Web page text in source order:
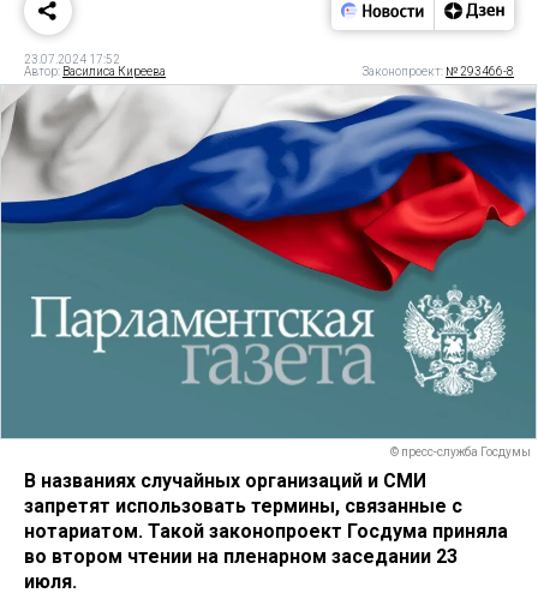
23.07.2024 17:52
Автор: Василиса Киреева Законопроект: № 293466-8
© пресс-служба Госдумы
В названиях случайных организаций и СМИ
запретят использовать термины, связанные с
нотариатом. Такой законопроект Госдума приняла
во втором чтении на пленарном заседании 23
июля.